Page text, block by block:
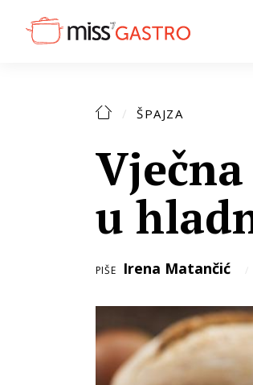
ŠPAJZA
u
PIŠE Irena Matančić